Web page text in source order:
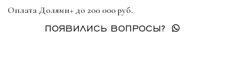
Оплата Долями+ до 200 000 руб.
ПОЯВИЛИСЬ ВОПРОСЫ?